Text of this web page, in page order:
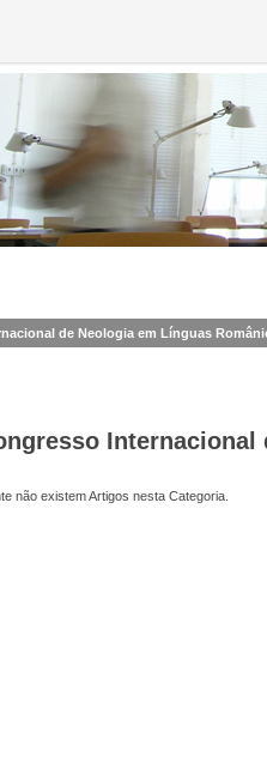
de Neologia em Línguas
não existem Artigos nesta Categoria.